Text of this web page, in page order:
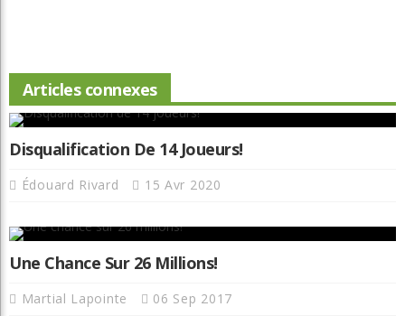
Articles connexes
Disqualification De 14 Joueurs!
Édouard Rivard 15 Avr 2020
Une Chance Sur 26 Millions!
Martial Lapointe 06 Sep 2017